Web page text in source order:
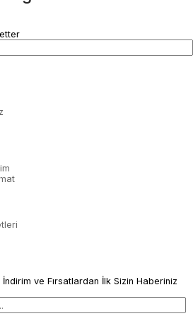
ve Fırsatlardan İlk Sizin Haberiniz